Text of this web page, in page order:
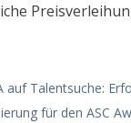
auf Talentsuche:
für den ASC